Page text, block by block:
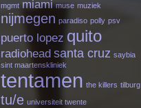
mgmt miami muse muziek
nijmegen paradiso polly psv
puerto lopez quito
radiohead santa cruz saybia
sint maartenskliniek
tentamen the killers tilburg
tu/e universiteit twente